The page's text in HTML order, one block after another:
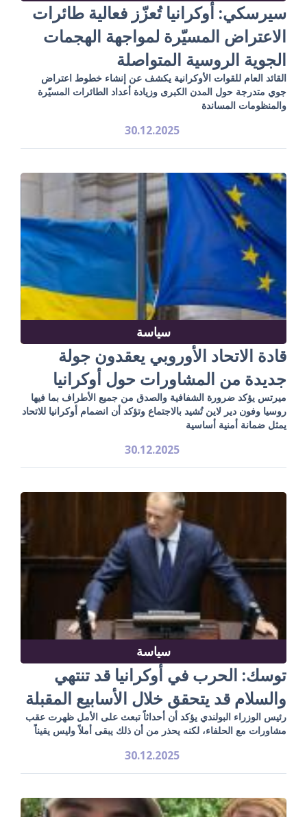
سيرسكي: أوكرانيا تُعزّز فعالية طائرات
الاعتراض المسيّرة لمواجهة الهجمات
الجوية الروسية المتواصلة
القائد العام للقوات الأوكرانية يكشف عن إنشاء خطوط اعتراض
جوي متدرجة حول المدن الكبرى وزيادة أعداد الطائرات المسيّرة
والمنظومات المساندة
30.12.2025
سياسة
قادة الاتحاد الأوروبي يعقدون جولة
جديدة من المشاورات حول أوكرانيا
ميرتس يؤكد ضرورة الشفافية والصدق من جميع الأطراف بما فيها
روسيا وفون دير لاين تُشيد بالاجتماع وتؤكد أن انضمام أوكرانيا للاتحاد
يمثل ضمانة أمنية أساسية
30.12.2025
سياسة
توسك: الحرب في أوكرانيا قد تنتهي
والسلام قد يتحقق خلال الأسابيع المقبلة
رئيس الوزراء البولندي يؤكد أن أحداثاً تبعث على الأمل ظهرت عقب
مشاورات مع الحلفاء، لكنه يحذر من أن ذلك يبقى أملاً وليس يقيناً
30.12.2025